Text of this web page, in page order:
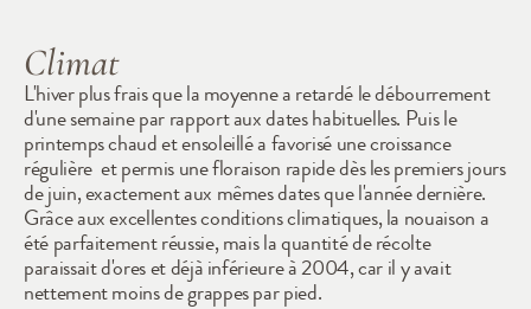
Climat
L'hiver plus frais que la moyenne a retardé le débourrement
d'une semaine par rapport aux dates habituelles. Puis le
printemps chaud et ensoleillé a favorisé une croissance
régulière  et permis une floraison rapide dès les premiers jours
de juin, exactement aux mêmes dates que l'année dernière.
Grâce aux excellentes conditions climatiques, la nouaison a
été parfaitement réussie, mais la quantité de récolte
paraissait d'ores et déjà inférieure à 2004, car il y avait
nettement moins de grappes par pied.